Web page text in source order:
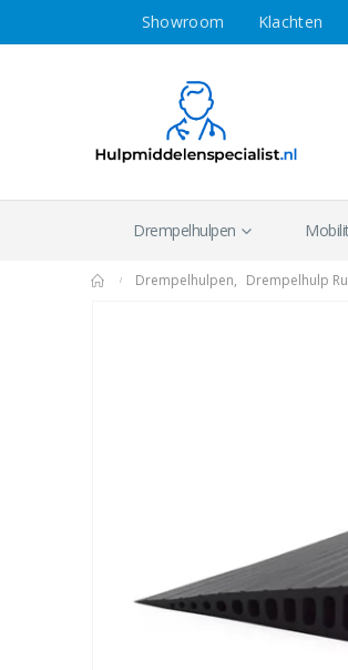
Showroom Klachten
Drempelhulpen
Drempelhulpen, Drempelhulp